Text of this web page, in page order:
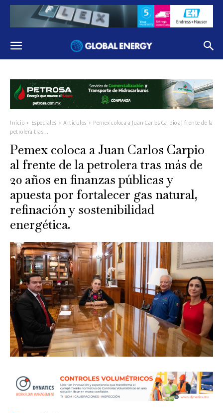
Inicio Especiales Artículos
Pemex coloca a Juan Carlos Carpio al frente de la
petrolera tras...
Pemex coloca a Juan Carlos Carpio
al frente de la petrolera tras más de
20 años en finanzas públicas y
apuesta por fortalecer gas natural,
refinación y sostenibilidad
energética.